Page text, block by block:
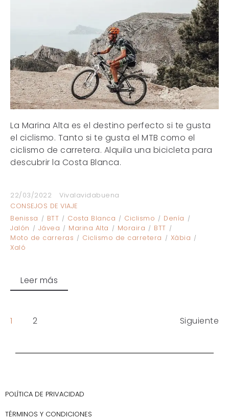
La Marina Alta es el destino perfecto si te gusta
el ciclismo. Tanto si te gusta el MTB como el
ciclismo de carretera. Alquila una bicicleta para
descubrir la Costa Blanca.
22/03/2022
Vivalavidabuena
CONSEJOS DE VIAJE
Benissa
BTT Costa Blanca Ciclismo
Denía
Jalón
Jávea Marina Alta Moraira
BTT
Moto de carreras
Ciclismo de carretera
Xàbia
Xaló
Leer más
1 2 Siguiente
POLÍTICA DE PRIVACIDAD
TÉRMINOS Y CONDICIONES